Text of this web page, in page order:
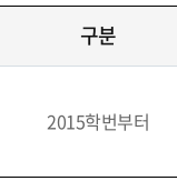
구분
2015학번부터